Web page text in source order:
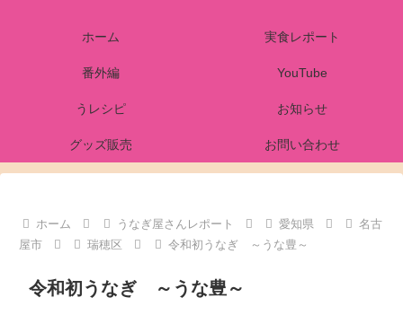
ホーム 実食レポート
番外編 YouTube
うレシピ お知らせ
グッズ販売 お問い合わせ
ホーム うなぎ屋さんレポート 愛知県
名古
屋市
瑞穂区 令和初うなぎ ～うな豊～
令和初うなぎ ～うな豊～